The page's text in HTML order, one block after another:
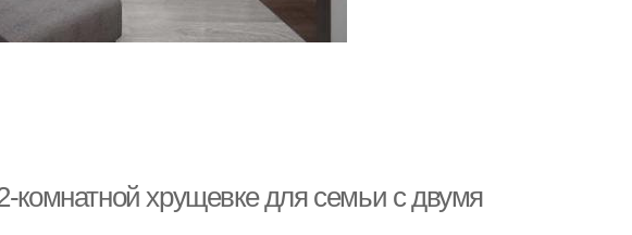
комнатной хрущевке для семьи с двумя